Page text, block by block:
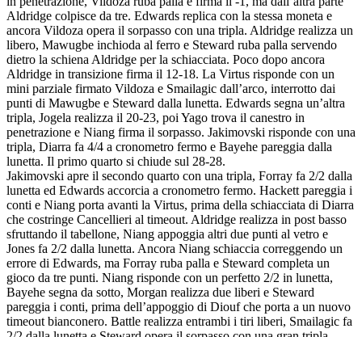
Aldridge colpisce da tre. Edwards replica con la stessa moneta e
ancora Vildoza opera il sorpasso con una tripla. Aldridge realizza un
libero, Mawugbe inchioda al ferro e Steward ruba palla servendo
dietro la schiena Aldridge per la schiacciata. Poco dopo ancora
Aldridge in transizione firma il 12-18. La Virtus risponde con un
mini parziale firmato Vildoza e Smailagic dall’arco, interrotto dai
punti di Mawugbe e Steward dalla lunetta. Edwards segna un’altra
tripla, Jogela realizza il 20-23, poi Yago trova il canestro in
penetrazione e Niang firma il sorpasso. Jakimovski risponde con una
tripla, Diarra fa 4/4 a cronometro fermo e Bayehe pareggia dalla
lunetta. Il primo quarto si chiude sul 28-28.
Jakimovski apre il secondo quarto con una tripla, Forray fa 2/2 dalla
lunetta ed Edwards accorcia a cronometro fermo. Hackett pareggia i
conti e Niang porta avanti la Virtus, prima della schiacciata di Diarra
che costringe Cancellieri al timeout. Aldridge realizza in post basso
sfruttando il tabellone, Niang appoggia altri due punti al vetro e
Jones fa 2/2 dalla lunetta. Ancora Niang schiaccia correggendo un
errore di Edwards, ma Forray ruba palla e Steward completa un
gioco da tre punti. Niang risponde con un perfetto 2/2 in lunetta,
Bayehe segna da sotto, Morgan realizza due liberi e Steward
pareggia i conti, prima dell’appoggio di Diouf che porta a un nuovo
timeout bianconero. Battle realizza entrambi i tiri liberi, Smailagic fa